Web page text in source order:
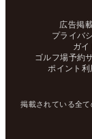
広告掲
プライバ
ガイ
ゴルフ場予約
ポイント利
掲載されている全